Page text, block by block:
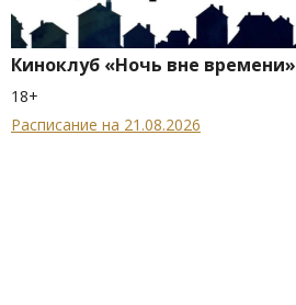
Киноклуб «Ночь вне времени»
18+
Расписание на 21.08.2026